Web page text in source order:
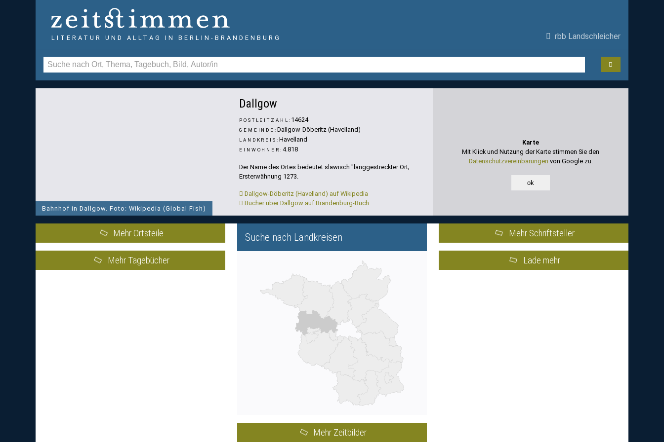
LITERATUR UND ALLTAG IN BERLIN-BRANDENBURG rbb Landschleicher
Bahnhof in Dallgow. Foto: Wikipedia (Global Fish)
Dallgow
POSTLEITZAHL: 14624
GEMEINDE: Dallgow-Döberitz (Havelland)
LANDKREIS: Havelland
EINWOHNER: 4.818
Der Name des Ortes bedeutet slawisch "langgestreckter Ort;
Ersterwähnung 1273.
Dallgow-Döberitz (Havelland) auf Wikipedia
Bücher über Dallgow auf Brandenburg-Buch
Karte
Mit Klick und Nutzung der Karte stimmen Sie den
Datenschutzvereinbarungen von Google zu.
ok
Mehr Ortsteile
Mehr Tagebücher
Suche nach Landkreisen
Mehr Zeitbilder
Mehr Schriftsteller
Lade mehr